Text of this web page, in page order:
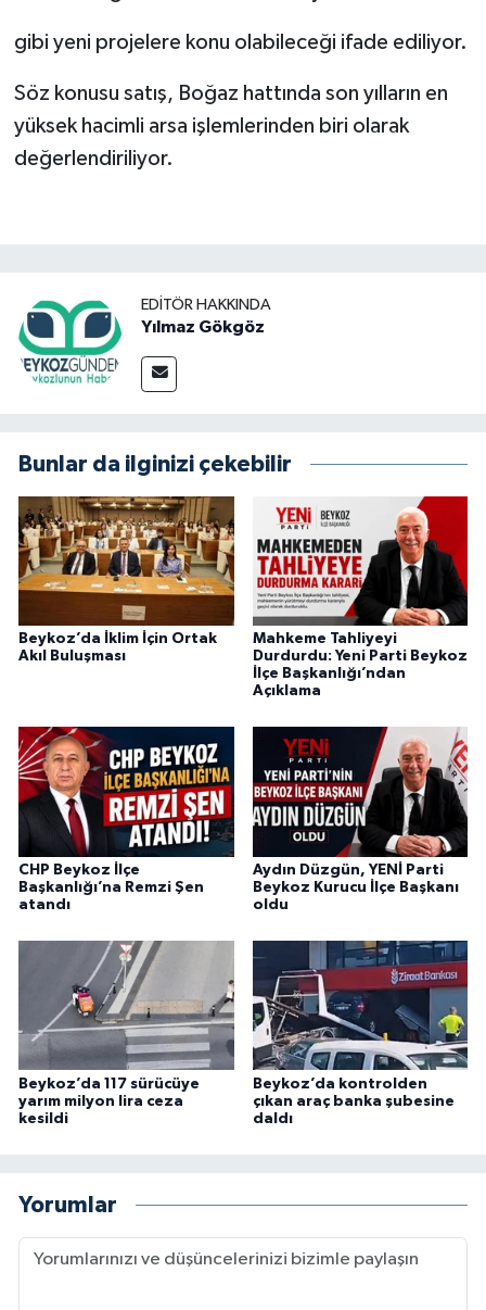
gibi yeni projelere konu olabileceği ifade ediliyor.
Söz konusu satış, Boğaz hattında son yılların en
yüksek hacimli arsa işlemlerinden biri olarak
değerlendiriliyor.
EDITÖR HAKKINDA
Yılmaz Gökgöz
Bunlar da ilginizi çekebilir
Beykoz’da İklim İçin Ortak
Akıl Buluşması
Mahkeme Tahliyeyi
Durdurdu: Yeni Parti Beykoz
İlçe Başkanlığı’ndan
Açıklama
CHP Beykoz İlçe
Başkanlığı’na Remzi Şen
atandı
Aydın Düzgün, YENİ Parti
Beykoz Kurucu İlçe Başkanı
oldu
Beykoz’da 117 sürücüye
yarım milyon lira ceza
kesildi
Beykoz’da kontrolden
çıkan araç banka şubesine
daldı
Yorumlar